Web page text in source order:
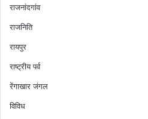
राजनांदगांव
राजनिति
रायपुर
राष्ट्रीय पर्व
रेंगाखार जंगल
विविध